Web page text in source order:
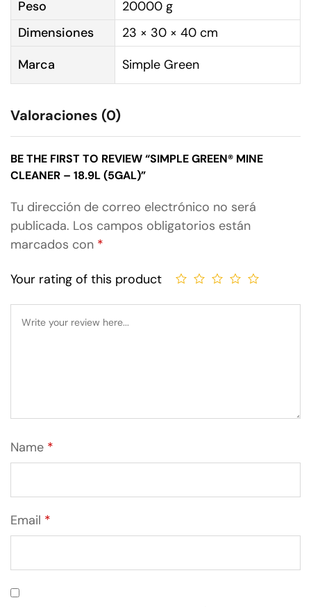
Peso
20000 g
Dimensiones
23 × 30 × 40 cm
Marca
Simple Green
Valoraciones (0)
BE THE FIRST TO REVIEW “SIMPLE GREEN® MINE
CLEANER – 18.9L (5GAL)”
Tu dirección de correo electrónico no será
publicada. Los campos obligatorios están
marcados con *
Your rating of this product
Name *
Email *